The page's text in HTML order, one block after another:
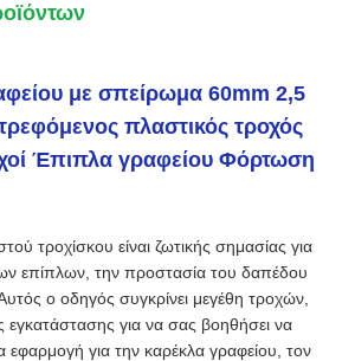
με σπείρωμα 60mm 2,5
πλαστικός τροχός
Έπιπλα γραφείου Φόρτωση
τροχίσκου είναι ζωτικής σημασίας για
επίπλων, την προστασία του δαπέδου
ο οδηγός συγκρίνει μεγέθη τροχών,
εγκατάστασης για να σας βοηθήσει να
εφαρμογή για την καρέκλα γραφείου, τον